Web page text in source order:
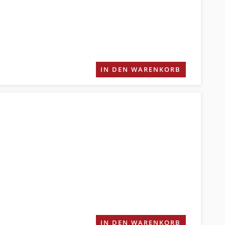
IN DEN WARENKORB
IN DEN WARENKORB